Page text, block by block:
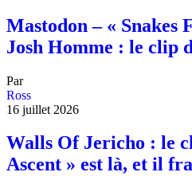
Mastodon – « Snakes
Josh Homme : le clip
Par
Ross
16 juillet 2026
Walls Of Jericho : le
Ascent » est là, et il